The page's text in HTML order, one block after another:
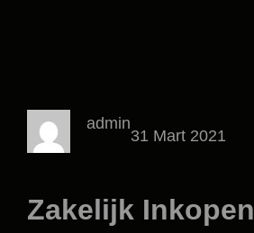
admin
31 Mart 2021
Zakelijk Inkopen